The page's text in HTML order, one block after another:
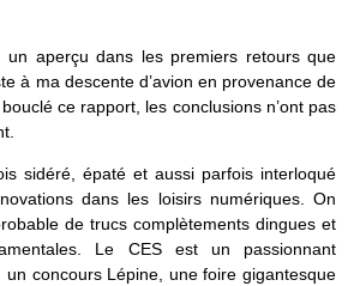
un aperçu dans les premiers retours que
à ma descente d’avion en provenance de
ce rapport, les conclusions n’ont pas
sidéré, épaté et aussi parfois interloqué
dans les loisirs numériques. On
de trucs complètements dingues et
Le CES est un passionnant
concours Lépine, une foire gigantesque